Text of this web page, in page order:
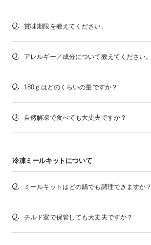
賞味期限を教えてください。
アレルギー／成分について教えてください。
180ｇはどのくらいの量ですか？
自然解凍で食べても大丈夫ですか？
冷凍ミールキットについて
ミールキットはどの鍋でも調理できますか？
チルド室で保管しても大丈夫ですか？